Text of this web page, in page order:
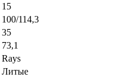
15
100/114,3
35
73,1
Rays
Литые